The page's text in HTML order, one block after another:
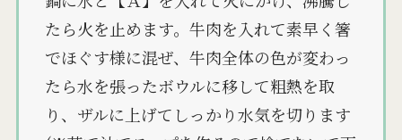
たら火を止めます。牛肉を入れて素早く箸
でほぐす様に混ぜ、牛肉全体の色が変わっ
たら水を張ったボウルに移して粗熱を取
り、ザルに上げてしっかり水気を切ります